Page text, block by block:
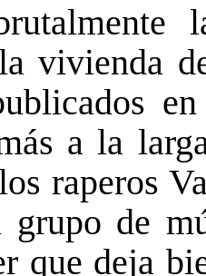
vivienda
a la
raperos
grupo de
que deja